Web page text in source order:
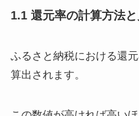
1.1 還元率の計算方法
ふるさと納税における還
算出されます。